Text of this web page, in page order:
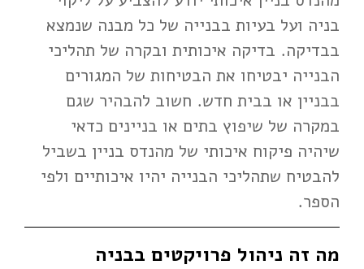
בניה ועל בעיות בבנייה של כל מבנה שנמצא
בבדיקה. בדיקה איכותית ובקרה של תהליכי
הבנייה יבטיחו את הבטיחות של המגורים
בבניין או בבית חדש. חשוב להבהיר שגם
במקרה של שיפוץ בתים או בניינים כדאי
שיהיה פיקוח איכותי של מהנדס בניין בשביל
להבטיח שתהליכי הבנייה יהיו איכותיים ולפי
הספר.
מה זה ניהול פרויקטים בבניה